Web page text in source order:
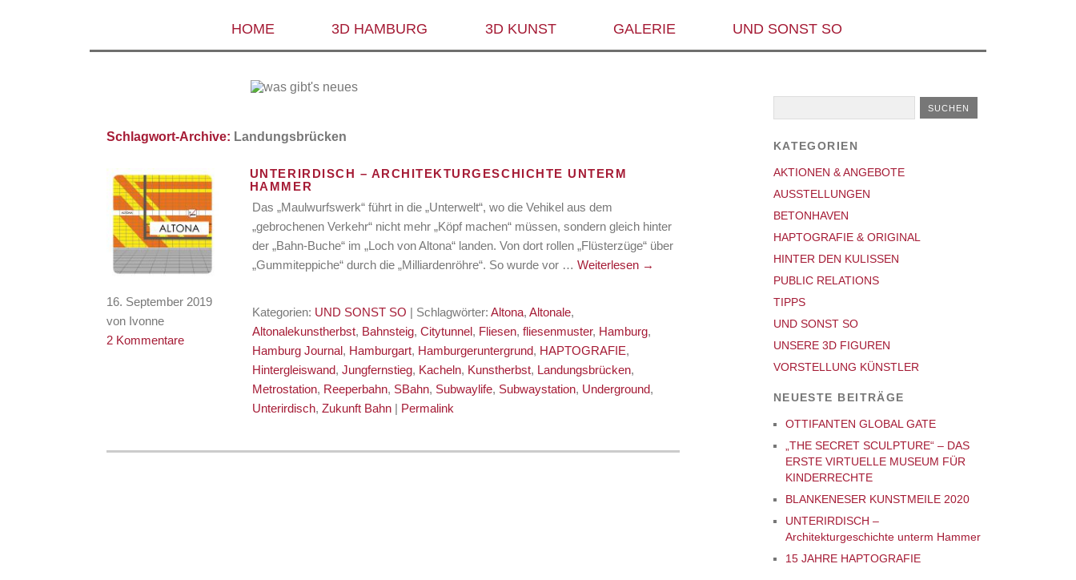
HOME 3D HAMBURG 3D KUNST GALERIE UND SONST SO
Schlagwort-Archive: Landungsbrücken
16. September 2019
von Ivonne
2 Kommentare
UNTERIRDISCH – ARCHITEKTURGESCHICHTE UNTERM
HAMMER
Das „Maulwurfswerk“ führt in die „Unterwelt“, wo die Vehikel aus dem
„gebrochenen Verkehr“ nicht mehr „Köpf machen“ müssen, sondern gleich hinter
der „Bahn-Buche“ im „Loch von Altona“ landen. Von dort rollen „Flüsterzüge“ über
„Gummiteppiche“ durch die „Milliardenröhre“. So wurde vor …Weiterlesen →
Kategorien: UND SONST SO | Schlagwörter:Altona,Altonale,
Altonalekunstherbst, Bahnsteig,Citytunnel, Fliesen,fliesenmuster, Hamburg,
Hamburg Journal, Hamburgart, Hamburgeruntergrund, HAPTOGRAFIE,
Hintergleiswand,Jungfernstieg, Kacheln, Kunstherbst, Landungsbrücken,
Metrostation, Reeperbahn, SBahn, Subwaylife, Subwaystation, Underground,
Unterirdisch,Zukunft Bahn | Permalink
KATEGORIEN
AKTIONEN & ANGEBOTE
AUSSTELLUNGEN
BETONHAVEN
HAPTOGRAFIE & ORIGINAL
HINTER DEN KULISSEN
PUBLIC RELATIONS
TIPPS
UND SONST SO
UNSERE 3D FIGUREN
VORSTELLUNG KÜNSTLER
NEUESTE BEITRÄGE
OTTIFANTEN GLOBAL GATE
„THE SECRET SCULPTURE“ – DAS
ERSTE VIRTUELLE MUSEUM FÜR
KINDERRECHTE
BLANKENESER KUNSTMEILE 2020
UNTERIRDISCH –
Architekturgeschichte unterm Hammer
15 JAHRE HAPTOGRAFIE